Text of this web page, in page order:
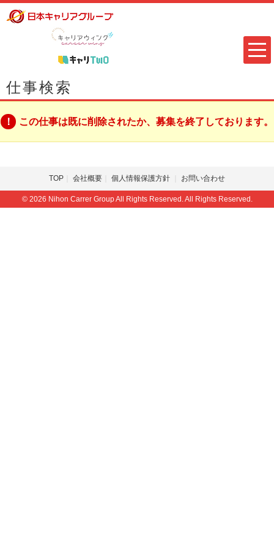
仕事検索
この仕事は既に削除されたか、募集を終了しております。
TOP 会社概要 個人情報保護方針 お問い合わせ
© 2026 Nihon Carrer Group All Rights Reserved. All Rights Reserved.